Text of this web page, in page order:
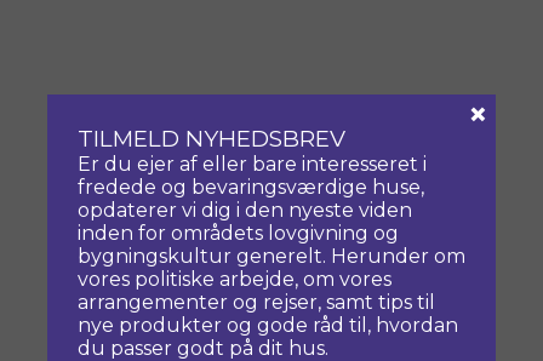
TILMELD NYHEDSBREV
Er du ejer af eller bare interesseret i
fredede og bevaringsværdige huse,
opdaterer vi dig i den nyeste viden
inden for områdets lovgivning og
bygningskultur generelt. Herunder om
vores politiske arbejde, om vores
arrangementer og rejser, samt tips til
nye produkter og gode råd til, hvordan
du passer godt på dit hus.
×